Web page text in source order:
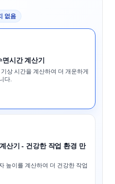
없음
시간 계산기
상 시간을 계산하여 더 개운하게
다.
산기 - 건강한 작업 환경 만
높이를 계산하여 더 건강한 작업